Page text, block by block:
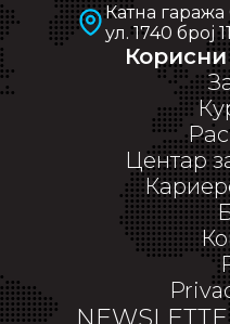
Катна
ул. 1740 број
Центар